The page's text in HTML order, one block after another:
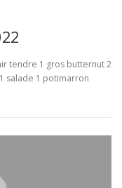
tendre 1 gros butternut 2
salade 1 potimarron